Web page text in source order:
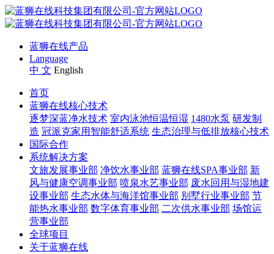
蓝狮在线产品
Language
中 文 English
首页
蓝狮在线核心技术
逐梦深蓝净水技术 室内泳池恒温恒湿 1480水泵 研发制
造 冠派克家用智能舒适系统 生态治理与低排放核心技术
国际合作
系统解决方案
文旅发展事业部 净饮水事业部 蓝狮在线SPA事业部 新
风与健康空调事业部 喷泉水艺事业部 废水回用与湿地建
设事业部 生态水体与海洋馆事业部 别墅行业事业部 节
能热水事业部 数字体育事业部 二次供水事业部 场馆运
营事业部
全球项目
关于蓝狮在线